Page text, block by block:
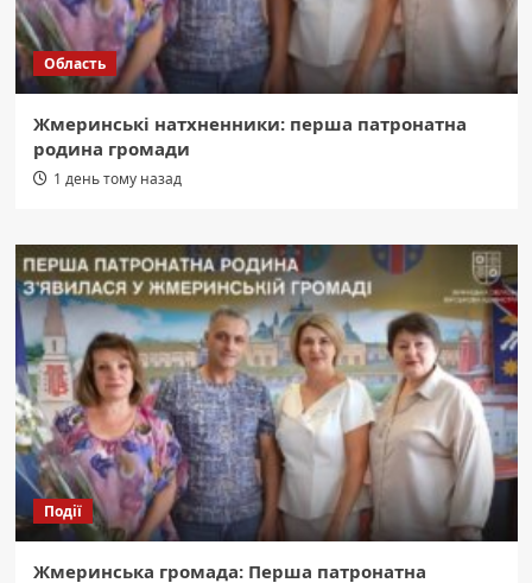
Область
Жмеринські натхненники: перша патронатна
родина громади
1 день тому назад
Події
Жмеринська громада: Перша патронатна